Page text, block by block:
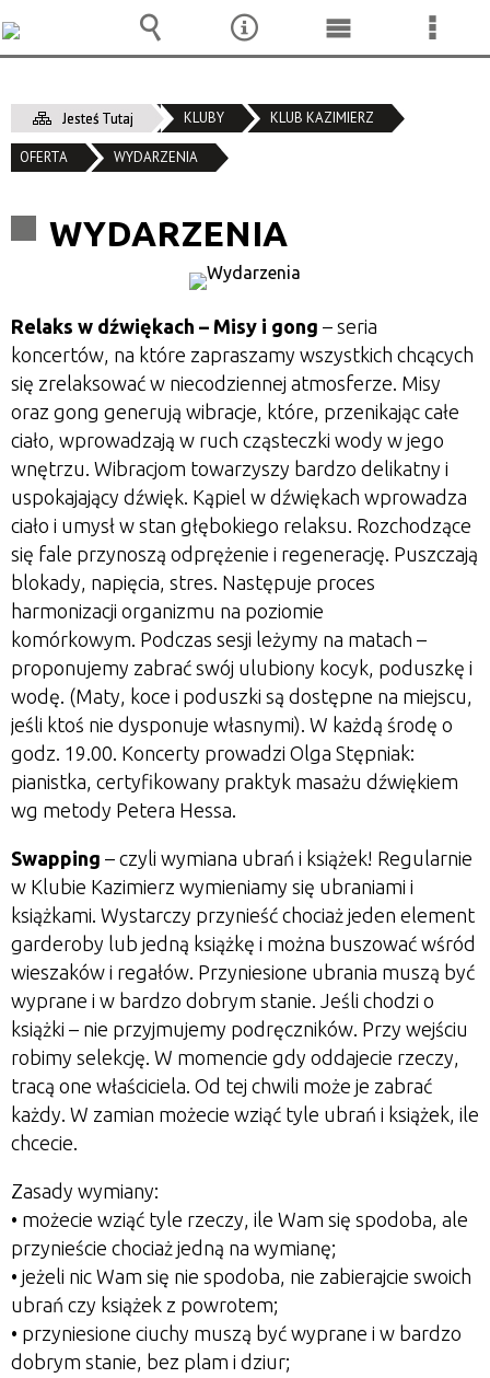
Jesteś Tutaj KLUBY KLUB KAZIMIERZ
OFERTA WYDARZENIA
WYDARZENIA
Relaks w dźwiękach – Misy i gong – seria
koncertów, na które zapraszamy wszystkich chcących
się zrelaksować w niecodziennej atmosferze. Misy
oraz gong generują wibracje, które, przenikając całe
ciało, wprowadzają w ruch cząsteczki wody w jego
wnętrzu. Wibracjom towarzyszy bardzo delikatny i
uspokajający dźwięk. Kąpiel w dźwiękach wprowadza
ciało i umysł w stan głębokiego relaksu. Rozchodzące
się fale przynoszą odprężenie i regenerację. Puszczają
blokady, napięcia, stres. Następuje proces
harmonizacji organizmu na poziomie
komórkowym. Podczas sesji leżymy na matach –
proponujemy zabrać swój ulubiony kocyk, poduszkę i
wodę. (Maty, koce i poduszki są dostępne na miejscu,
jeśli ktoś nie dysponuje własnymi). W każdą środę o
godz. 19.00. Koncerty prowadzi Olga Stępniak:
pianistka, certyfikowany praktyk masażu dźwiękiem
wg metody Petera Hessa.
Swapping – czyli wymiana ubrań i książek! Regularnie
w Klubie Kazimierz wymieniamy się ubraniami i
książkami. Wystarczy przynieść chociaż jeden element
garderoby lub jedną książkę i można buszować wśród
wieszaków i regałów. Przyniesione ubrania muszą być
wyprane i w bardzo dobrym stanie. Jeśli chodzi o
książki – nie przyjmujemy podręczników. Przy wejściu
robimy selekcję. W momencie gdy oddajecie rzeczy,
tracą one właściciela. Od tej chwili może je zabrać
każdy. W zamian możecie wziąć tyle ubrań i książek, ile
chcecie.
Zasady wymiany:
• możecie wziąć tyle rzeczy, ile Wam się spodoba, ale
przynieście chociaż jedną na wymianę;
• jeżeli nic Wam się nie spodoba, nie zabierajcie swoich
ubrań czy książek z powrotem;
• przyniesione ciuchy muszą być wyprane i w bardzo
dobrym stanie, bez plam i dziur;
Wyszukiwarka
NarzędziaMenu
Menu